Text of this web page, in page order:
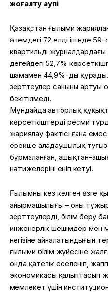
жоғалту қаупі
Қазақстан ғылыми
әлемдегі 72 елдің ішінде
квартильді журналдардағы
деңгейдегі 52,7%
шамамен 44,9%-ды құрады.
зерттеулер санының артуы
бекітілмеді.
Мұндайда авторлық
көрсеткіштерді ресми
жариялау фактісі ғана
ерекше алаңдаушылық
бұрмаланған, ашықтан-
нәтижелерінің еніп кетуі.
Ғылымның кез келген өзге
айырмашылығы – оның
зерттеулердің, білім беру
инженерлік шешімдер мен
негізіне айналатындығын
ғылыми білім жүйесіне
онда қателік еселеніп,
экономикасы қалыптасып
мемлекет үшін